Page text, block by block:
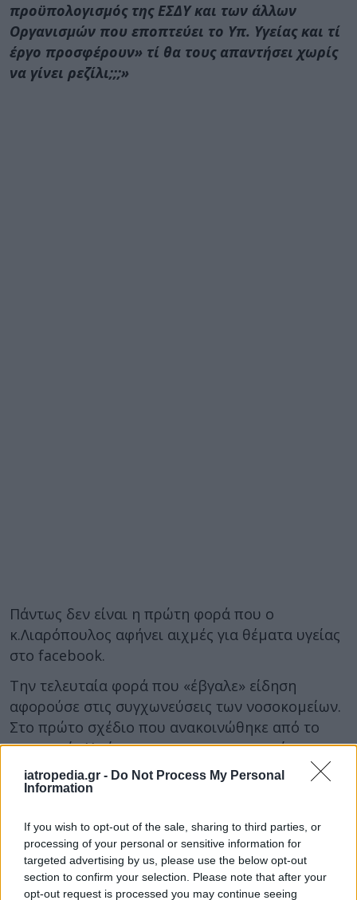
iatropedia.gr - Do Not Process My Personal
Information
If you wish to opt-out of the sale, sharing to third parties, or
processing of your personal or sensitive information for
targeted advertising by us, please use the below opt-out
section to confirm your selection. Please note that after your
opt-out request is processed you may continue seeing
προϋπολογισμός της ΕΣΔΥ και των άλλων
Οργανισμών που εποπτεύει το Υπ. Υγείας και τί
έργο προσφέρουν» τί θα τους απαντήσει χωρίς
να γίνει ρεζίλι;;;»
Πάντως δεν είναι η πρώτη φορά που ο
κ.Λιαρόπουλος αφήνει αιχμές για θέματα υγείας
στο facebook.
Την τελευταία φορά που «έβγαλε» είδηση
αφορούσε στις συγχωνεύσεις των νοσοκομείων.
Στο πρώτο σχέδιο που ανακοινώθηκε από το
υπουργείο Υγείας για το ποια νοσοκομεία και
κλινικές «κόβονται» και ποια όχι, ο
κ.Λιαρόπουλος είχε σπεύσει να γνωστοποιήσει
σχέδιο.
Εντύπωση προκαλεί πάντως το γεγονός ότι ο
κ.Λιαρόπουλος δεν ανήκει στην ηλικιακή ομάδα